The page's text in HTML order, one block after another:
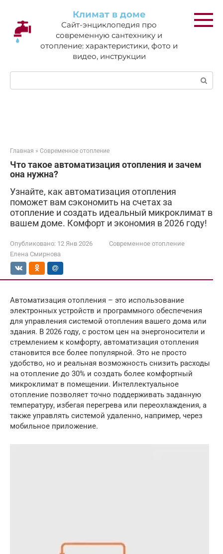
контенту
Климат в доме
Сайт-энциклопедия про
современную сантехнику и
отопление: характеристики, фото и
видео, инструкции
Поиск:
Главная » Современное отопление
Что такое автоматизация отопления и зачем
она нужна?
Узнайте, как автоматизация отопления
поможет вам сэкономить на счетах за
отопление и создать идеальный микроклимат в
вашем доме. Комфорт и экономия в 2026 году!
Опубликовано: 12 Янв 2026
Современное отопление
Елена Смирнова
Автоматизация отопления – это использование
электронных устройств и программного обеспечения
для управления системой отопления вашего дома или
здания. В 2026 году, с ростом цен на энергоносители и
стремлением к комфорту, автоматизация отопления
становится все более популярной. Это не просто
удобство, но и реальная возможность снизить расходы
на отопление до 30% и создать более комфортный
микроклимат в помещении. Интеллектуальное
отопление позволяет точно поддерживать заданную
температуру, избегая перегрева или переохлаждения, а
также управлять системой удаленно, например, через
мобильное приложение.